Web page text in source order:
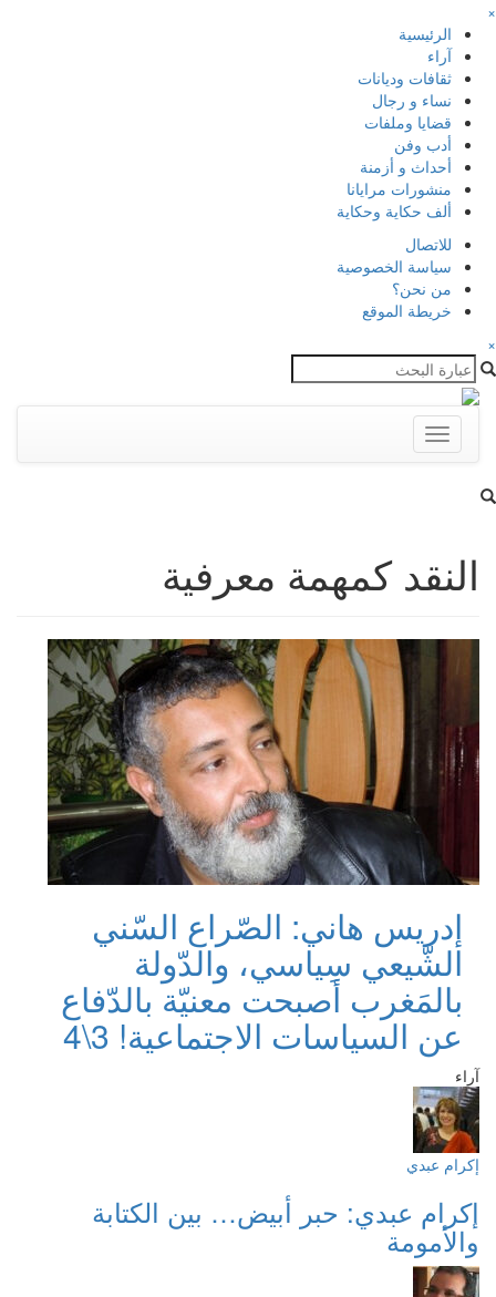
×
الرئيسية
آراء
ثقافات وديانات
نساء و رجال
قضايا وملفات
أدب وفن
أحداث و أزمنة
منشورات مرايانا
ألف حكاية وحكاية
للاتصال
سياسة الخصوصية
من نحن؟
خريطة الموقع
×
Toggle
navigation
النقد كمهمة معرفية
إدريس هاني: الصّراع السّني
الشّيعي سِياسي، والدّولة
بالمَغرب أصبحت معنيّة بالدّفاع
عن السياسات الاجتماعية! 3\4
آراء
إكرام عبدي
إكرام عبدي: حبر أبيض… بين الكتابة
والأمومة